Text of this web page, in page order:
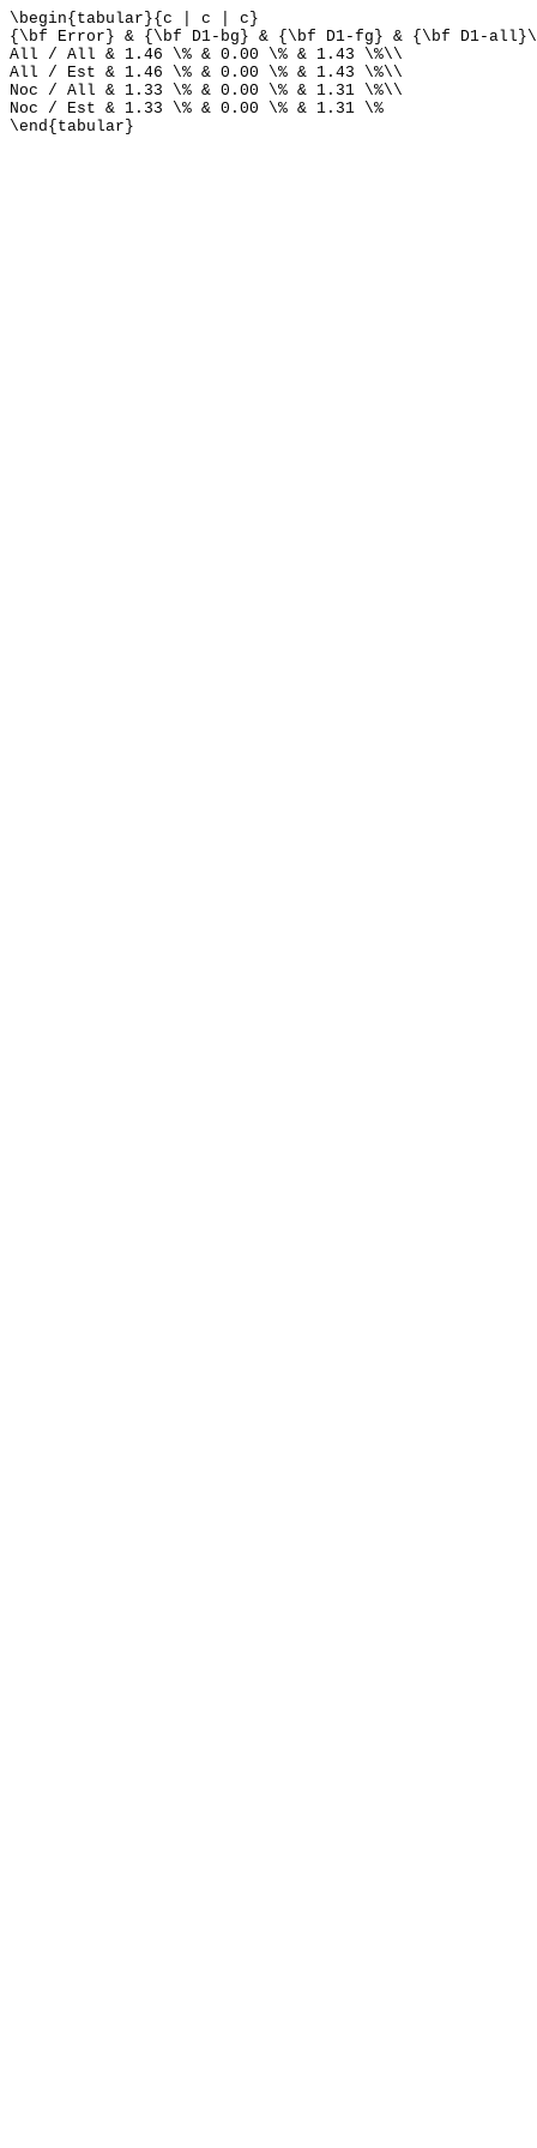
\begin{tabular}{c | c | c}
{\bf Error} & {\bf D1-bg} & {\bf D1-fg} & {\bf D1-
All / All & 1.46 \% & 0.00 \% & 1.43 \%\\
All / Est & 1.46 \% & 0.00 \% & 1.43 \%\\
Noc / All & 1.33 \% & 0.00 \% & 1.31 \%\\
Noc / Est & 1.33 \% & 0.00 \% & 1.31 \%
\end{tabular}